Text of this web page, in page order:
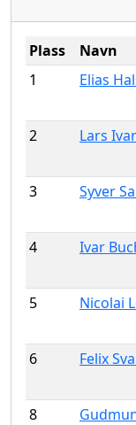
Plass Navn
1
Elias
2 Lars
3 Syver
4 Ivar
5 Nicolai
6 Felix
8